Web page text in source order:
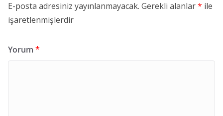
E-posta adresiniz yayınlanmayacak. Gerekli alanlar* ile
işaretlenmişlerdir
Yorum *